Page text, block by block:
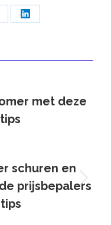
Deel
met deze
schuren en
prijsbepalers